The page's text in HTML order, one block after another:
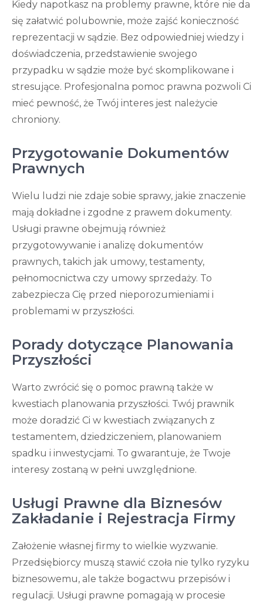
Kiedy napotkasz na problemy prawne, które nie da
się załatwić polubownie, może zajść konieczność
reprezentacji w sądzie. Bez odpowiedniej wiedzy i
doświadczenia, przedstawienie swojego
przypadku w sądzie może być skomplikowane i
stresujące. Profesjonalna pomoc prawna pozwoli Ci
mieć pewność, że Twój interes jest należycie
chroniony.
Przygotowanie Dokumentów
Prawnych
Wielu ludzi nie zdaje sobie sprawy, jakie znaczenie
mają dokładne i zgodne z prawem dokumenty.
Usługi prawne obejmują również
przygotowywanie i analizę dokumentów
prawnych, takich jak umowy, testamenty,
pełnomocnictwa czy umowy sprzedaży. To
zabezpiecza Cię przed nieporozumieniami i
problemami w przyszłości.
Porady dotyczące Planowania
Przyszłości
Warto zwrócić się o pomoc prawną także w
kwestiach planowania przyszłości. Twój prawnik
może doradzić Ci w kwestiach związanych z
testamentem, dziedziczeniem, planowaniem
spadku i inwestycjami. To gwarantuje, że Twoje
interesy zostaną w pełni uwzględnione.
Usługi Prawne dla Biznesów
Zakładanie i Rejestracja Firmy
Założenie własnej firmy to wielkie wyzwanie.
Przedsiębiorcy muszą stawić czoła nie tylko ryzyku
biznesowemu, ale także bogactwu przepisów i
regulacji. Usługi prawne pomagają w procesie